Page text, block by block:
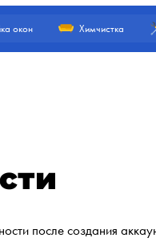
окон Химчистка
после создания